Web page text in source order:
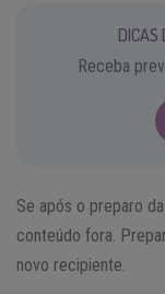
DICAS
Receba
Se após o preparo
conteúdo fora.
novo recipiente.